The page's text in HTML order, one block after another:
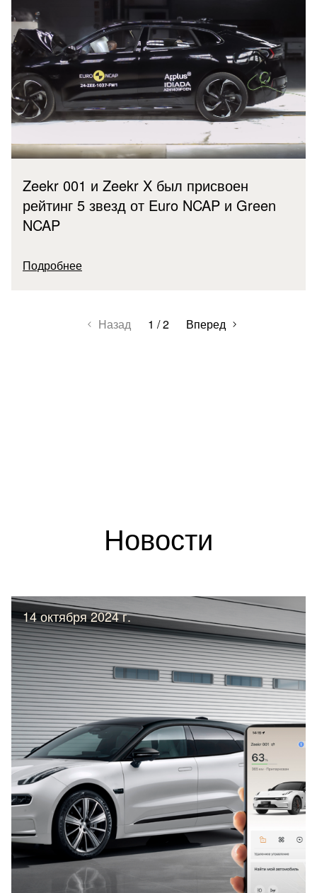
Zeekr 001 и Zeekr X был присвоен
рейтинг 5 звезд от Euro NCAP и Green
NCAP
Подробнее
Назад 1 / 2 Вперед
Новости
14 октября 2024 г.